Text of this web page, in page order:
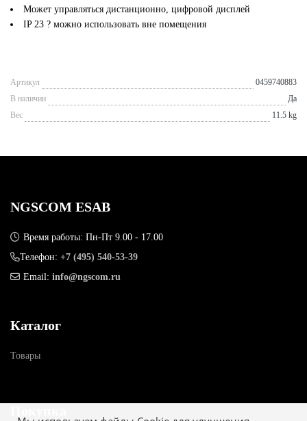
Может управляться дистанционно, цифровой дисплей
IP 23 ? можно использовать вне помещения
Артикул
0459740883
В наличии
Да
Вес
11.5 kg
NGSCOM ESAB
Время работы: Пн-Пт 9.00 - 17.00
Телефон: +7 (495) 540-53-39
Email: info@ngscom.ru
Каталог
Товары